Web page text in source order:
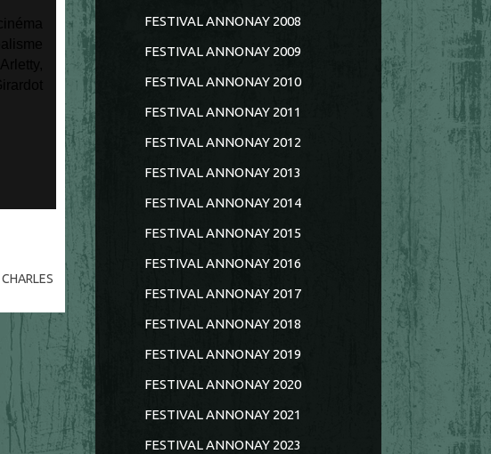
CHARLES
FESTIVAL ANNONAY 2008
FESTIVAL ANNONAY 2009
FESTIVAL ANNONAY 2010
FESTIVAL ANNONAY 2011
FESTIVAL ANNONAY 2012
FESTIVAL ANNONAY 2013
FESTIVAL ANNONAY 2014
FESTIVAL ANNONAY 2015
FESTIVAL ANNONAY 2016
FESTIVAL ANNONAY 2017
FESTIVAL ANNONAY 2018
FESTIVAL ANNONAY 2019
FESTIVAL ANNONAY 2020
FESTIVAL ANNONAY 2021
FESTIVAL ANNONAY 2023